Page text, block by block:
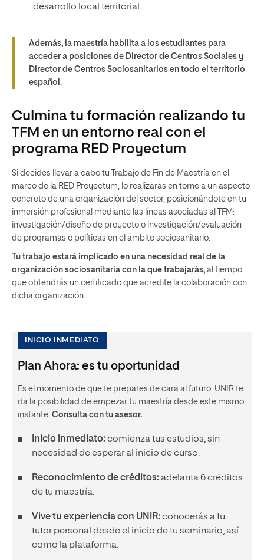
desarrollo local territorial.
Además, la maestría habilita a los estudiantes para
acceder a posiciones de Director de Centros Sociales y
Director de Centros Sociosanitarios en todo el territorio
español.
Culmina tu formación realizando tu
TFM en un entorno real con el
programa RED Proyectum
Si decides llevar a cabo tu Trabajo de Fin de Maestría en el
marco de la RED Proyectum, lo realizarás en torno a un aspecto
concreto de una organización del sector, posicionándote en tu
inmersión profesional mediante las líneas asociadas al TFM:
investigación/diseño de proyecto o investigación/evaluación
de programas o políticas en el ámbito sociosanitario.
Tu trabajo estará implicado en una necesidad real de la
organización sociosanitaria con la que trabajarás, al tiempo
que obtendrás un certificado que acredite la colaboración con
dicha organización.
INICIO INMEDIATO
Plan Ahora: es tu oportunidad
Es el momento de que te prepares de cara al futuro. UNIR te
da la posibilidad de empezar tu maestría desde este mismo
instante. Consulta con tu asesor.
Inicio inmediato: comienza tus estudios, sin
necesidad de esperar al inicio de curso.
Reconocimiento de créditos: adelanta 6 créditos
de tu maestría.
Vive tu experiencia con UNIR: conocerás a tu
tutor personal desde el inicio de tu seminario, así
como la plataforma.